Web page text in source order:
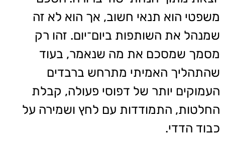
משפטי הוא תנאי חשוב, אך הוא לא זה
שמנהל את השותפות ביום־יום. זהו רק
מסמך שמסכם את מה שנאמר, בעוד
שהתהליך האמיתי מתרחש ברבדים
העמוקים יותר של דפוסי פעולה, קבלת
החלטות, התמודדות עם לחץ ושמירה על
כבוד הדדי.